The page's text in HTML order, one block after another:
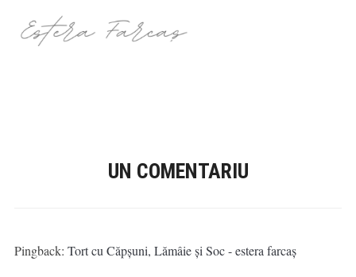
UN COMENTARIU
Pingback: Tort cu Căpșuni, Lămâie și Soc - estera farcaș